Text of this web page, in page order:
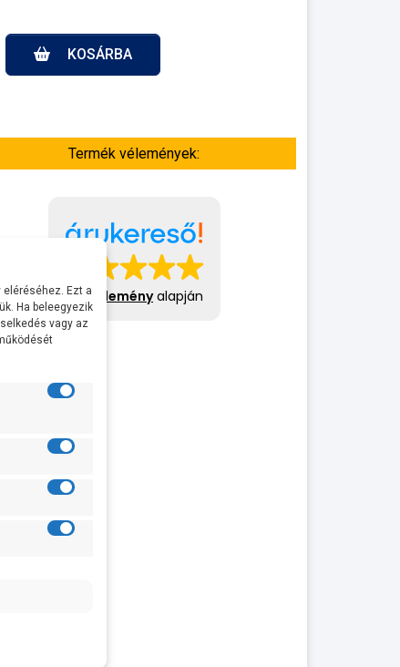
KOSÁRBA
Termék vélemények:
413 véleményalapján
Ezt a
Ha beleegyezik
vagy az